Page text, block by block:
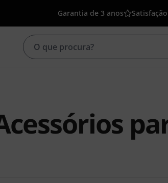
Garantia de 3 anos